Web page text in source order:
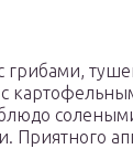
грибами,
с
Приятного